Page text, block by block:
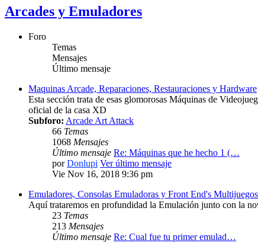
Arcades y Emuladores
Foro
Temas
Mensajes
Último mensaje
Maquinas Arcade, Reparaciones, Restauraciones y Hardware
Esta sección trata de esas glomorosas Máquinas de
oficial de la casa XD
Subforo: Arcade Art Attack
66 Temas
1068 Mensajes
Último mensaje Re: Máquinas que he hecho 1 (…
porDonlupi Ver último mensaje
Vie Nov 16, 2018 9:36 pm
Emuladores, Consolas Emuladoras y Front End's
Aquí trataremos en profundidad la Emulación junto con la
23 Temas
213 Mensajes
Último mensaje Re: Cual fue tu primer emulad…